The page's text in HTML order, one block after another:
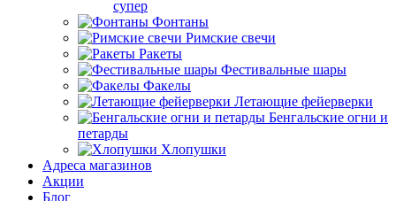
супер
Фонтаны
Римские свечи
Ракеты
Фестивальные шары
Факелы
Летающие фейерверки
Бенгальские огни и
петарды
Хлопушки
Адреса магазинов
Акции
Блог